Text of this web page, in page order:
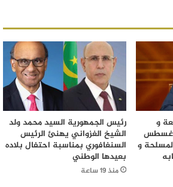
و
الموافق 14 و 15 اغسطس
و
رئيس الجمهورية السيد محمد ولد
الشيخ الغزواني يهنئ الرئيس
السنغافوري بمناسبة احتفال بلاده
بعيدها الوطني
منذ 19 ساعة